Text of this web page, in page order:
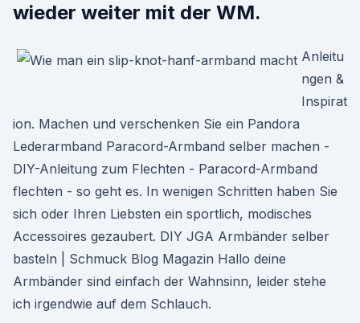
wieder weiter mit der WM.
Anleitu
ngen &
Inspirat
ion. Machen und verschenken Sie ein Pandora
Lederarmband Paracord-Armband selber machen -
DIY-Anleitung zum Flechten - Paracord-Armband
flechten - so geht es. In wenigen Schritten haben Sie
sich oder Ihren Liebsten ein sportlich, modisches
Accessoires gezaubert. DIY JGA Armbänder selber
basteln | Schmuck Blog Magazin Hallo deine
Armbänder sind einfach der Wahnsinn, leider stehe
ich irgendwie auf dem Schlauch.